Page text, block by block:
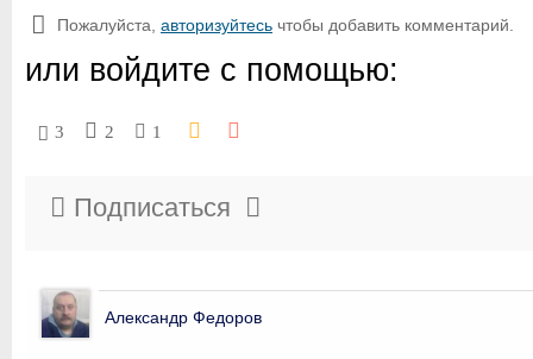
Пожалуйста, авторизуйтесь чтобы добавить комментарий.
или войдите с помощью:
3 2 1
Подписаться
Александр Федоров